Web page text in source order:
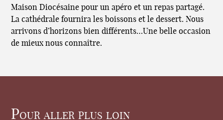
Maison Diocésaine pour un apéro et un repas partagé.
La cathédrale fournira les boissons et le dessert. Nous
arrivons d’horizons bien différents…Une belle occasion
de mieux nous connaître.
Pour aller plus loin